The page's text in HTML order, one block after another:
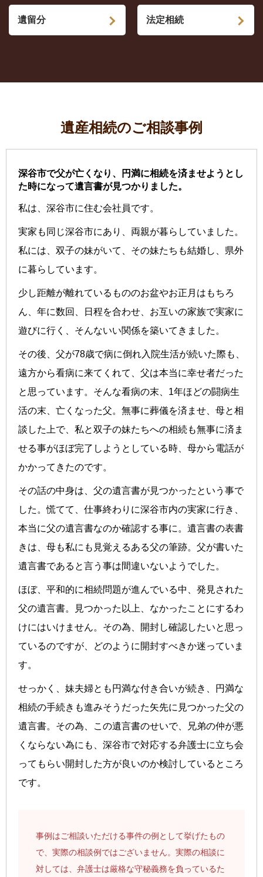
遺留分 法定相続
遺産相続のご相談事例
深谷市で父が亡くなり、円満に相続を済ませようとし
た時になって遺言書が見つかりました。
私は、深谷市に住む会社員です。
実家も同じ深谷市にあり、両親が暮らしていました。
私には、双子の妹がいて、その妹たちも結婚し、県外
に暮らしています。
少し距離が離れているもののお盆やお正月はもちろ
ん、年に数回、日程を合わせ、お互いの家族で実家に
遊びに行く、そんないい関係を築いてきました。
その後、父が78歳で病に倒れ入院生活が続いた際も、
遠方から看病に来てくれて、父は本当に幸せ者だった
と思っています。そんな看病の末、1年ほどの闘病生
活の末、亡くなった父。無事に葬儀を済ませ、母と相
談した上で、私と双子の妹たちへの相続も無事に済ま
せる事がほぼ完了しようとしている時、母から電話が
かかってきたのです。
その話の中身は、父の遺言書が見つかったという事で
した。慌てて、仕事終わりに深谷市内の実家に行き、
本当に父の遺言書なのか確認する事に。遺言書の表書
きは、母も私にも見覚えるある父の筆跡。父が書いた
遺言書であると言う事は間違いないようでした。
ほぼ、平和的に相続問題が進んでいる中、発見された
父の遺言書。見つかった以上、なかったことにするわ
けにはいけません。その為、開封し確認したいと思っ
ているのですが、どのように開封すべきか迷っていま
す。
せっかく、妹夫婦とも円満な付き合いが続き、円満な
相続の手続きも進みそうだった矢先に見つかった父の
遺言書。その為、この遺言書のせいで、兄弟の仲が悪
くならない為にも、深谷市で対応する弁護士に立ち会
ってもらい開封した方が良いのか検討しているところ
です。
事例はご相談いただける事件の例として挙げたもの
で、実際の相談例ではございません。実際の相談に
対しては、弁護士は厳格な守秘義務を負っているた